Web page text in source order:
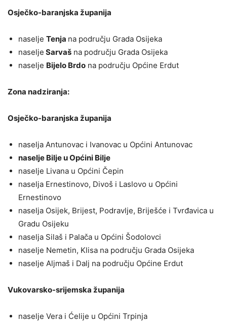
Osječko-baranjska županija
naselje Tenja na području Grada Osijeka
naselje Sarvaš na području Grada Osijeka
naselje Bijelo Brdo na području Općine Erdut
Zona nadziranja:
Osječko-baranjska županija
naselja Antunovac i Ivanovac u Općini Antunovac
naselje Bilje u Općini Bilje
naselje Livana u Općini Čepin
naselja Ernestinovo, Divoš i Laslovo u Općini
Ernestinovo
naselja Osijek, Brijest, Podravlje, Briješće i Tvrđavica u
Gradu Osijeku
naselja Silaš i Palača u Općini Šodolovci
naselje Nemetin, Klisa na području Grada Osijeka
naselje Aljmaš i Dalj na području Općine Erdut
Vukovarsko-srijemska županija
naselje Vera i Ćelije u Općini Trpinja